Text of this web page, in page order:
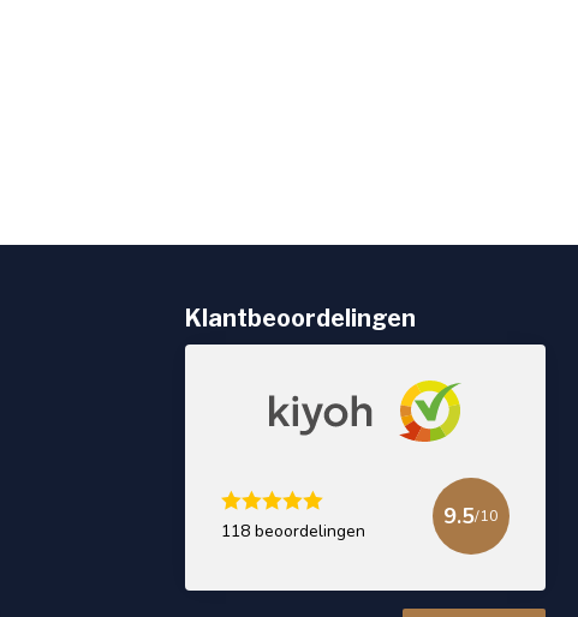
Klantbeoordelingen
118 beoordelingen
9.5/10